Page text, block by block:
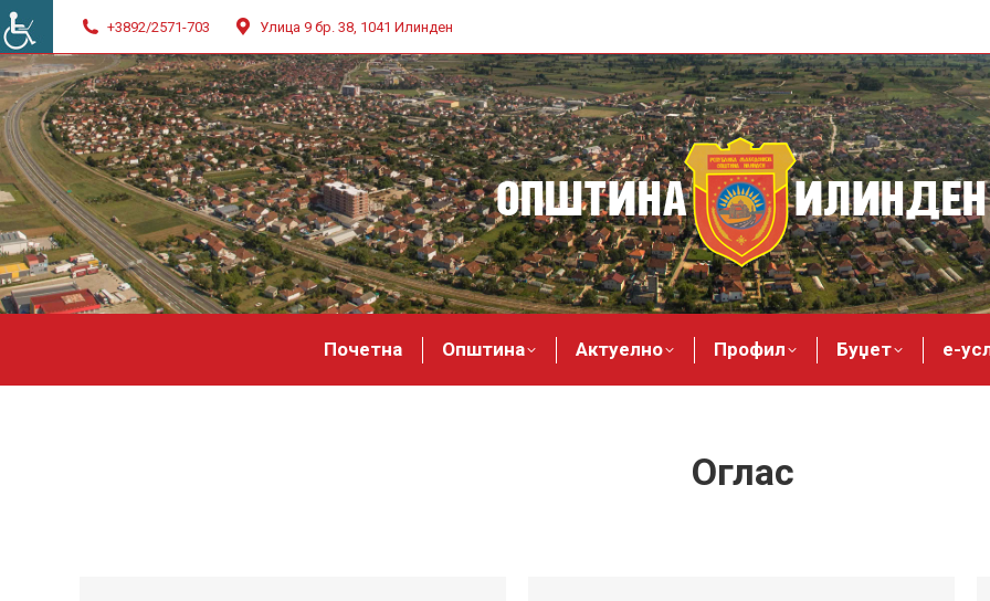
+3892/2571-703 Улица 9 бр. 38, 1041 Илинден
Почетна Општина Актуелно Профил Буџет е-
Оглас